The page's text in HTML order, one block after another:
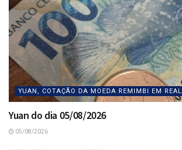
YUAN, COTAÇÃO DA MOEDA REMIMBI EM REAL
Yuan do dia 05/08/2026
05/08/2026